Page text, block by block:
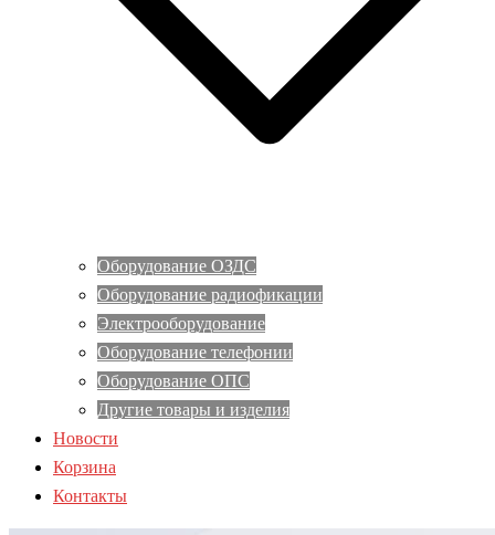
Оборудование ОЗДС
Оборудование радиофикации
Электрооборудование
Оборудование телефонии
Оборудование ОПС
Другие товары и изделия
Новости
Корзина
Контакты